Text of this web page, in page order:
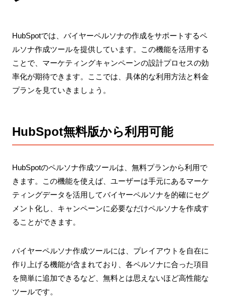
HubSpotでは、バイヤーペルソナの作成をサポートするペ
ルソナ作成ツールを提供しています。この機能を活用する
ことで、マーケティングキャンペーンの設計プロセスの効
率化が期待できます。ここでは、具体的な利用方法と料金
プランを見ていきましょう。
HubSpot無料版から利用可能
HubSpotのペルソナ作成ツールは、無料プランから利用で
きます。この機能を使えば、ユーザーは手元にあるマーケ
ティングデータを活用してバイヤーペルソナを的確にセグ
メント化し、キャンペーンに必要なだけペルソナを作成す
ることができます。
バイヤーペルソナ作成ツールには、プレイアウトを自在に
作り上げる機能が含まれており、各ペルソナに合った項目
を簡単に追加できるなど、無料とは思えないほど高性能な
ツールです。